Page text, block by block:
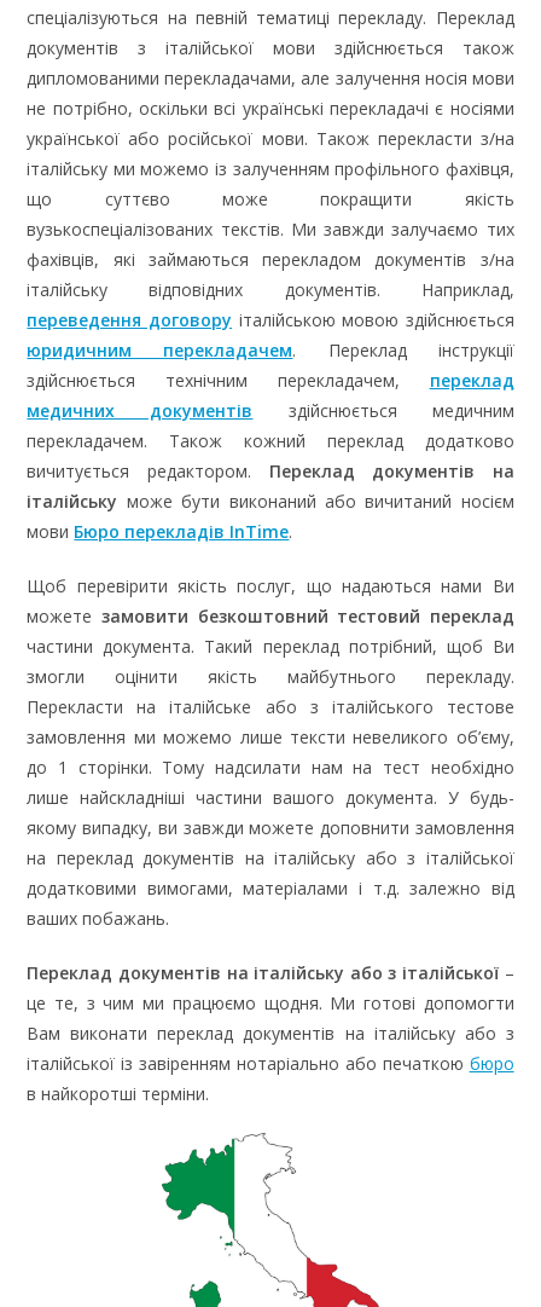
спеціалізуються на певній тематиці перекладу. Переклад
документів з італійської мови здійснюється також
дипломованими перекладачами, але залучення носія мови
не потрібно, оскільки всі українські перекладачі є носіями
української або російської мови. Також перекласти з/на
італійську ми можемо із залученням профільного фахівця,
що суттєво може покращити якість
вузькоспеціалізованих текстів. Ми завжди залучаємо тих
фахівців, які займаються перекладом документів з/на
італійську відповідних документів. Наприклад,
переведення договору італійською мовою здійснюється
юридичним перекладачем. Переклад інструкції
здійснюється технічним перекладачем, переклад
медичних документів здійснюється медичним
перекладачем. Також кожний переклад додатково
вичитується редактором. Переклад документів на
італійську може бути виконаний або вичитаний носієм
мови Бюро перекладів InTime.
Щоб перевірити якість послуг, що надаються нами Ви
можете замовити безкоштовний тестовий переклад
частини документа. Такий переклад потрібний, щоб Ви
змогли оцінити якість майбутнього перекладу.
Перекласти на італійське або з італійського тестове
замовлення ми можемо лише тексти невеликого об’єму,
до 1 сторінки. Тому надсилати нам на тест необхідно
лише найскладніші частини вашого документа. У будь-
якому випадку, ви завжди можете доповнити замовлення
на переклад документів на італійську або з італійської
додатковими вимогами, матеріалами і т.д. залежно від
ваших побажань.
Переклад документів на італійську або з італійської –
це те, з чим ми працюємо щодня. Ми готові допомогти
Вам виконати переклад документів на італійську або з
італійської із завіренням нотаріально або печаткою бюро
в найкоротші терміни.